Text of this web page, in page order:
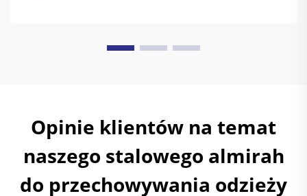
Opinie klientów na temat
naszego stalowego almirah
do przechowywania odzieży